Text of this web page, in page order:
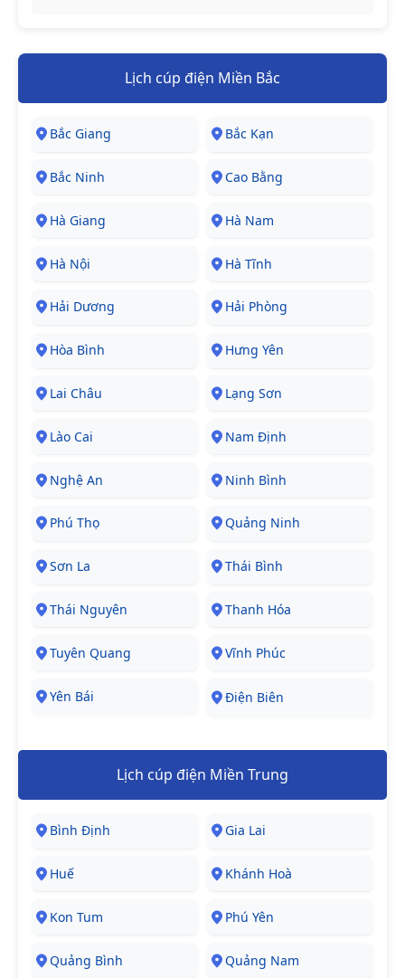
Lịch cúp điện Miền Bắc
Bắc Giang Bắc Kạn
Bắc Ninh Cao Bằng
Hà Giang Hà Nam
Hà Nội Hà Tĩnh
Hải Dương Hải Phòng
Hòa Bình Hưng Yên
Lai Châu Lạng Sơn
Lào Cai Nam Định
Nghệ An Ninh Bình
Phú Thọ Quảng Ninh
Sơn La Thái Bình
Thái Nguyên Thanh Hóa
Tuyên Quang Vĩnh Phúc
Yên Bái Điện Biên
Lịch cúp điện Miền Trung
Bình Định Gia Lai
Huế Khánh Hoà
Kon Tum Phú Yên
Quảng Bình Quảng Nam